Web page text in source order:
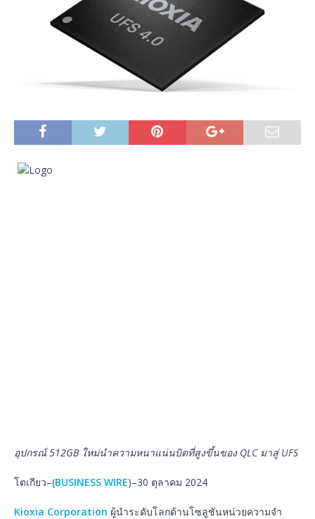
อุปกรณ์ 512GB ใหม่นําความหนาแน่นบิตที่สูงขึ้นของ QLC มาสู่ UFS
โตเกียว–(BUSINESS WIRE)–30 ตุลาคม 2024
Kioxia Corporation ผู้นําระดับโลกด้านโซลูชันหน่วยความจํา